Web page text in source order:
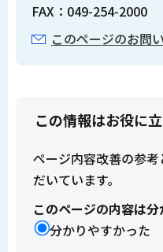
FAX：049-254-2000
このページのお問
この情報はお役に
ページ内容改善の参
だいています。
このページの内容は
分かりやすかった